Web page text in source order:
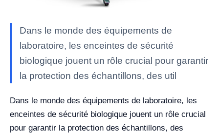
Dans le monde des équipements de
laboratoire, les enceintes de sécurité
biologique jouent un rôle crucial pour garantir
la protection des échantillons, des util
Dans le monde des équipements de laboratoire, les
enceintes de sécurité biologique jouent un rôle crucial
pour garantir la protection des échantillons, des